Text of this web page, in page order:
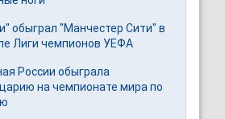
обыграл "Манчестер Сити" в
Лиги чемпионов УЕФА
России обыграла
на чемпионате мира по